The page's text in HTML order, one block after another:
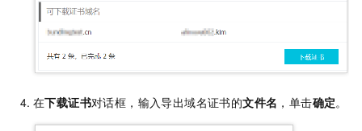
在下载证书对话框，输入导出域名证书的文件名 ，单击确定。